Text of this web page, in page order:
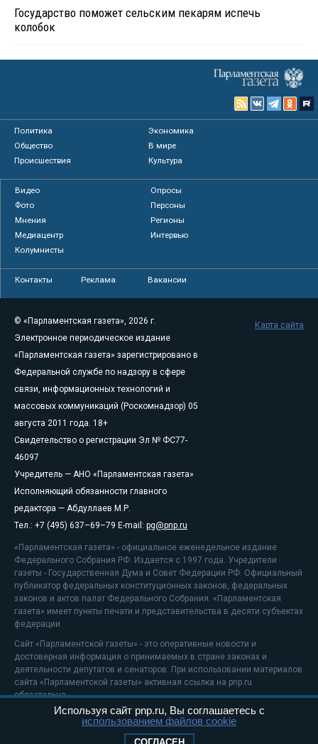
Государство поможет сельским пекарям испечь
колобок
Политика
Экономика
Общество
В мире
Происшествия
Культура
Видео
Опросы
Фото
Персоны
Мнения
Регионы
Медиацентр
Интервью
Колумнисты
Контакты Реклама Вакансии
© «Парламентская газета», 2026 г.
Электронное периодическое издание
«Парламентская газета» зарегистрировано в
Федеральной службе по надзору в сфере
связи, информационных технологий и
массовых коммуникаций (Роскомнадзор) 05
августа 2011 года. 18+
Свидетельство о регистрации Эл № ФС77-
46097
Учредитель — АНО «Парламентская газета»
Исполняющий обязанности главного
редактора — Абдуллаев М.Р.
Тел.: +7 (495) 637–69–79 E-mail: pg@pnp.ru
«Парламентская газета» - официальное еженедельное издание
Федерального Собрания РФ. Издается с 1997 года. Учредители
газеты - Государственная Дума и Совет Федерации РФ. Официальный
публикатор федеральных конституционных законов, федеральных
законов и актов палат Федерального Собрания. «Парламентская
газета» имеет пункты печати и представительства в десяти субъектах
федерации.
Сайт «Парламентской газеты» - это оперативные новости и
достоверная информация о принимаемых в стране законах и
деятельности депутатов и сенаторов. При использовании материалов
сайта «Парламентской газеты» активная ссылка на pnp.ru
обязательна.
На информационном ресурсе применяютсярекомендательные
Положение о защите персональных данных
Карта сайта
Используя сайт pnp.ru, Вы соглашаетесь с
использованием файлов cookie